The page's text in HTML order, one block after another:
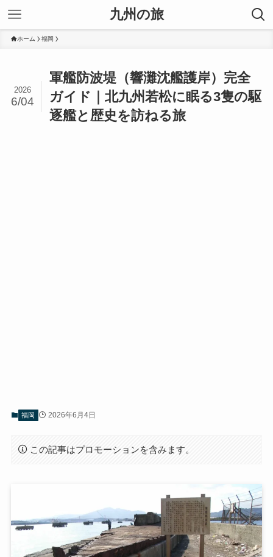
九州の旅
ホーム 福岡
軍艦防波堤（響灘沈艦護岸）完全
ガイド｜北九州若松に眠る3隻の駆
逐艦と歴史を訪ねる旅
2026
6/04
福岡 2026年6月4日
この記事はプロモーションを含みます。